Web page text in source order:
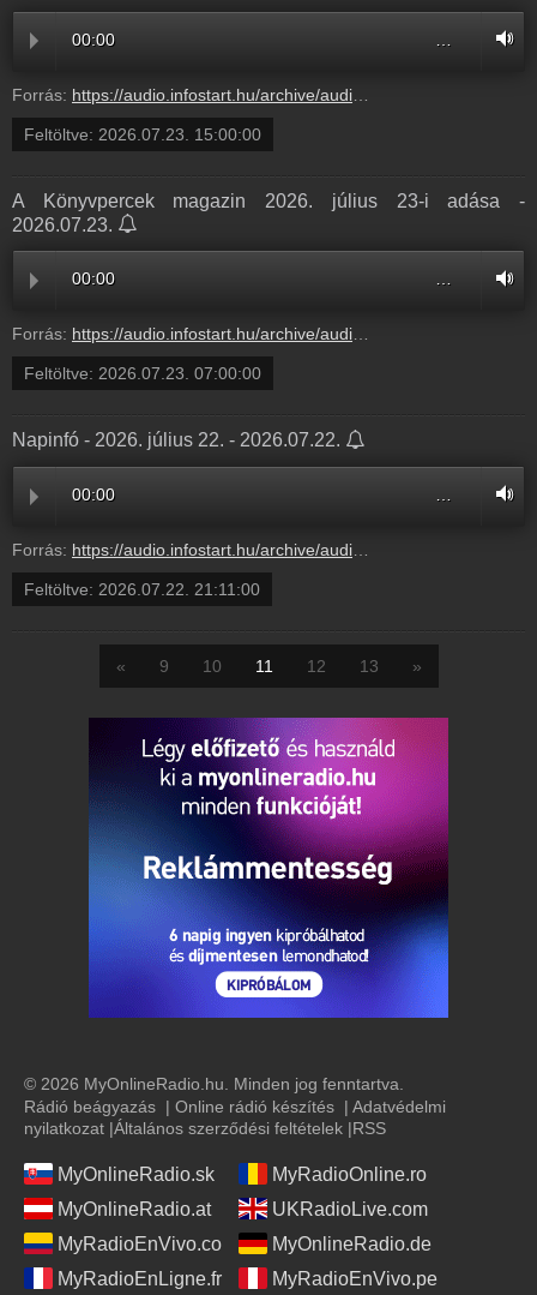
00:00
Forrás: https://audio.infostart.hu/archive/audio/9D100/9D100B99.mp3
Feltöltve: 2026.07.23. 15:00:00
A Könyvpercek magazin 2026. július 23-i adása -
2026.07.23.
00:00 …
Forrás: https://audio.infostart.hu/archive/audio/690B8/690B81F4.mp3
Feltöltve: 2026.07.23. 07:00:00
Napinfó - 2026. július 22. - 2026.07.22.
00:00
Forrás: https://audio.infostart.hu/archive/audio/N2607/N260722.mp3
Feltöltve: 2026.07.22. 21:11:00
« 9 10 11 12 13 »
© 2026 MyOnlineRadio.hu. Minden jog fenntartva.
Rádió beágyazás | Online rádió készítés | Adatvédelmi
nyilatkozat |Általános szerződési feltételek |RSS
MyOnlineRadio.sk
MyRadioOnline.ro
MyOnlineRadio.at
UKRadioLive.com
MyRadioEnVivo.co
MyOnlineRadio.de
MyRadioEnLigne.fr
MyRadioEnVivo.pe